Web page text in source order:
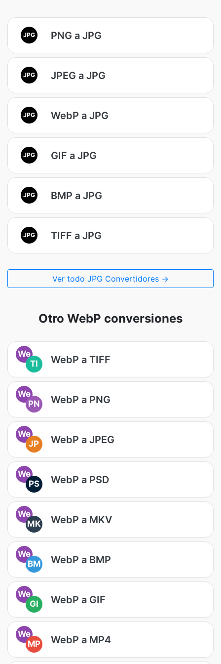
JPG PNG a JPG
JPG JPEG a JPG
JPG WebP a JPG
JPG GIF a JPG
JPG BMP a JPG
JPG TIFF a JPG
Ver todo JPG Convertidores →
Otro WebP conversiones
We
TI
WebP a TIFF
We
PN
WebP a PNG
We
JP
WebP a JPEG
We
PS
WebP a PSD
We
MK
WebP a MKV
We
BM
WebP a BMP
We
GI
WebP a GIF
We
MP
WebP a MP4